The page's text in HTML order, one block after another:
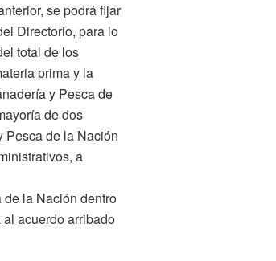
se podrá fijar
Directorio, para lo
total de los
prima y la
y Pesca de
de dos
Pesca de la Nación
a
la Nación dentro
acuerdo arribado